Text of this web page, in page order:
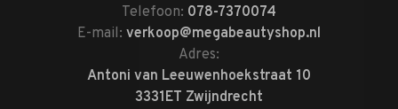
Telefoon: 078-7370074
E-mail: verkoop@megabeautyshop.nl
Adres:
Antoni van Leeuwenhoekstraat 10
3331ET Zwijndrecht